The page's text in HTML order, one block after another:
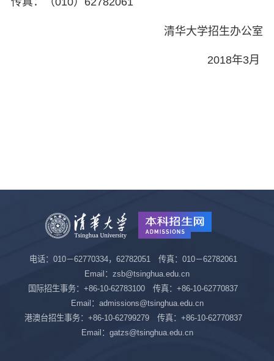
清华大学招生办公室
2018年3月
电话：010－62770334，62782051 传真：010－62782061
Email：zsb@tsinghua.edu.cn
国际招生事务：+86-10-62783100 传真：+86-10-62770837
Email：admissions@tsinghua.edu.cn
港澳台招生事务：+86-10-62799279 传真：+86-10-62770837
Email：gatzs@tsinghua.edu.cn